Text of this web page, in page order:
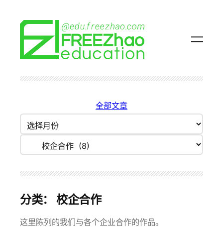
全部文章
档分类目录
分类：校企合作
这里陈列的我们与各个企业合作的作品。